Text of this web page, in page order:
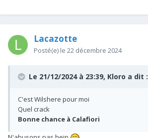
Lacazotte
Posté(e) le 22 décembre 2024
Le 21/12/2024 à 23:39, Kloro a dit :
C'est Wilshere pour moi
Quel crack
Bonne chance à Calafiori